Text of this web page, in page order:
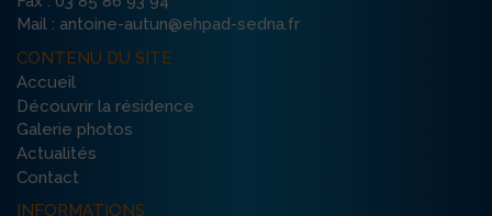
Mail : antoine-autun@ehpad-sedna.fr
CONTENU DU SITE
Accueil
Découvrir la résidence
Galerie photos
Actualités
Contact
INFORMATIONS